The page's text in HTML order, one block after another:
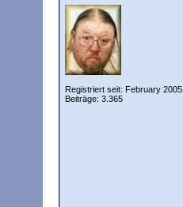
Registriert seit: February 2005
Beiträge: 3.365